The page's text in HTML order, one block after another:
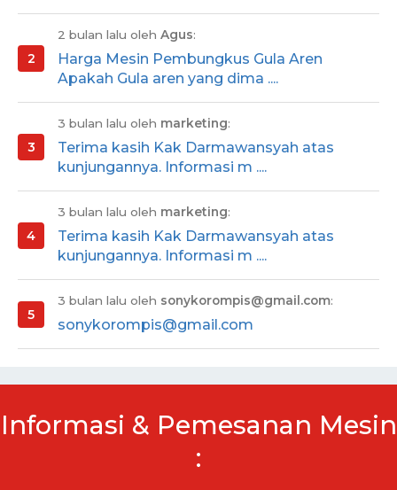
2 bulan lalu oleh Agus:
Harga Mesin Pembungkus Gula Aren
Apakah Gula aren yang dima ....
3 bulan lalu oleh marketing:
Terima kasih Kak Darmawansyah atas
kunjungannya. Informasi m ....
3 bulan lalu oleh marketing:
Terima kasih Kak Darmawansyah atas
kunjungannya. Informasi m ....
3 bulan lalu oleh sonykorompis@gmail.com:
sonykorompis@gmail.com
Informasi & Pemesanan Mesin
: